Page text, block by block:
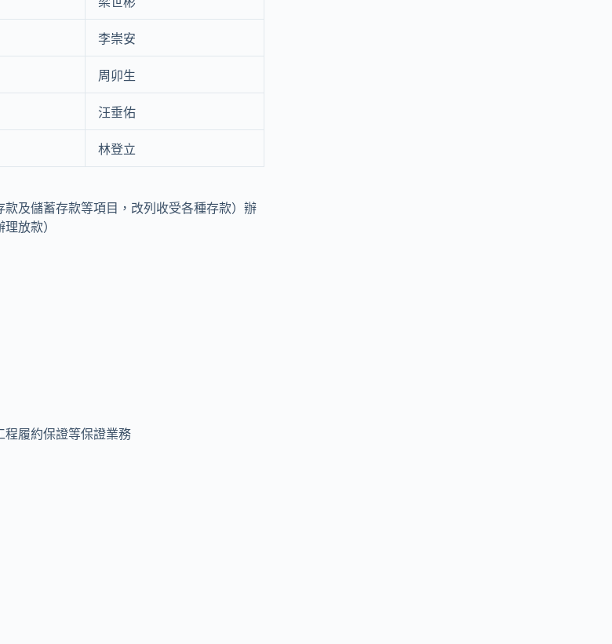
李崇安
周卯生
汪垂佑
林登立
及儲蓄存款等項目，改列收受各種存款）辦
放款）
程履約保證等保證業務